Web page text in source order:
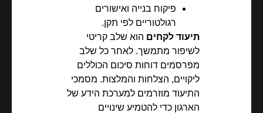
פיקוח בנייה ואישורים
רגולטוריים לפי תקן.
תיעוד לקחים הוא שלב קריטי
לשיפור מתמשך. לאחר כל שלב
מפרסמים דוחות סיכום הכוללים
ליקויים, הצלחות והמלצות. מסמכי
התיעוד מוזרמים למערכת הידע של
הארגון כדי להטמיע שינויים